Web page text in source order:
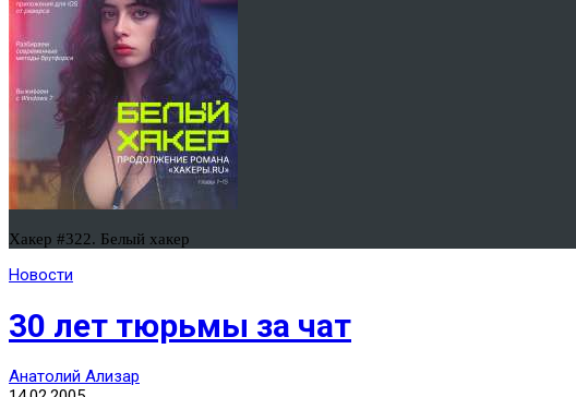
Хакер #322. Белый хакер
Новости
30 лет тюрьмы за чат
Анатолий Ализар